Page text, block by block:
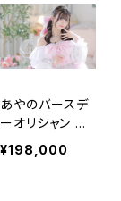
あやのバースデ
ーオリシャン ソ
ウメイロゼ
¥198,000